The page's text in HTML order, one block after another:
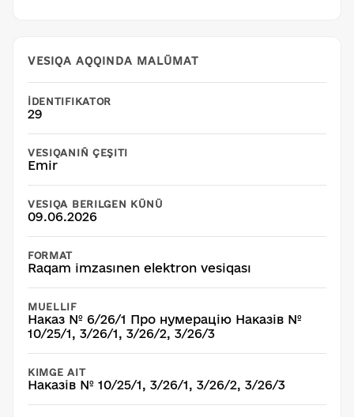
VESIQA AQQINDA MALÜMAT
İDENTIFIKATOR
29
VESIQANIÑ ÇEŞITI
Emir
VESIQA BERILGEN KÜNÜ
09.06.2026
FORMAT
Raqam imzasınen elektron vesiqası
MUELLIF
Наказ № 6/26/1 Про нумерацію Наказів №
10/25/1, 3/26/1, 3/26/2, 3/26/3
KIMGE AIT
Наказів № 10/25/1, 3/26/1, 3/26/2, 3/26/3